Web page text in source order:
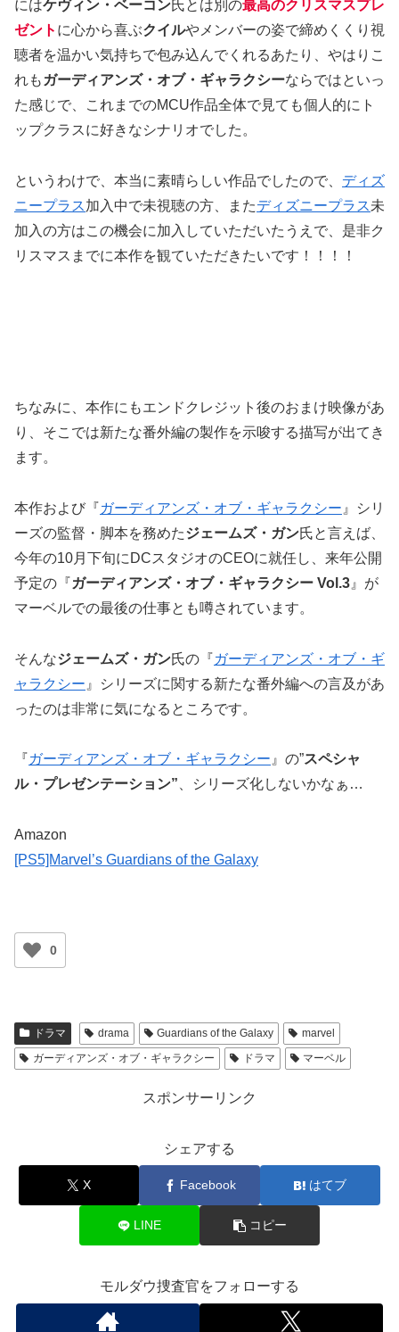
にはケヴィン・ベーコン氏とは別の最高のクリスマスプレ
ゼント に心から喜ぶクイルやメンバーの姿で締めくくり視
聴者を温かい気持ちで包み込んでくれるあたり、やはりこ
れも ガーディアンズ・オブ・ギャラクシーならではといっ
た感じで、これまでのMCU作品全体で見ても個人的にト
ップクラスに好きなシナリオでした。
というわけで、本当に素晴らしい作品でしたので、 ディズ
ニープラス加入中で未視聴の方、またディズニープラス未
加入の方はこの機会に加入していただいたうえで、是非ク
リスマスまでに本作を観ていただきたいです！！！！
ちなみに、本作にもエンドクレジット後のおまけ映像があ
り、そこでは新たな番外編の製作を示唆する描写が出てき
ます。
本作および『ガーディアンズ・オブ・ギャラクシー 』シリ
ーズの監督・脚本を務めたジェームズ・ガン氏と言えば、
今年の10月下旬にDCスタジオのCEOに就任し、来年公開
予定の『ガーディアンズ・オブ・ギャラクシー Vol.3 』が
マーベルでの最後の仕事とも噂されています。
そんなジェームズ・ガン氏の『ガーディアンズ・オブ・ギ
ャラクシー 』シリーズに関する新たな番外編への言及があ
ったのは非常に気になるところです。
『ガーディアンズ・オブ・ギャラクシー 』の”スペシャ
ル・プレゼンテーション” 、シリーズ化しないかなぁ…
Amazon
[PS5]Marvel’s Guardians of the Galaxy
0
ドラマ drama Guardians of the Galaxy
marvel
ガーディアンズ・オブ・ギャラクシー
ドラマ マーベル
スポンサーリンク
シェアする
X Facebook はてブ
LINE コピー
モルダウ捜査官をフォローする